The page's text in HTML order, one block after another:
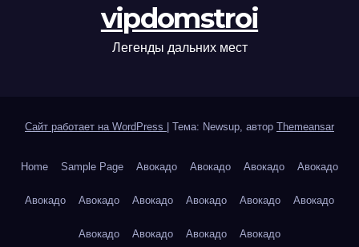
vipdomstroi
Легенды дальних мест
Сайт работает на WordPress | Тема: Newsup, автор Themeansar
Home Sample Page Авокадо Авокадо Авокадо Авокадо
Авокадо Авокадо Авокадо Авокадо Авокадо Авокадо
Авокадо Авокадо Авокадо Авокадо